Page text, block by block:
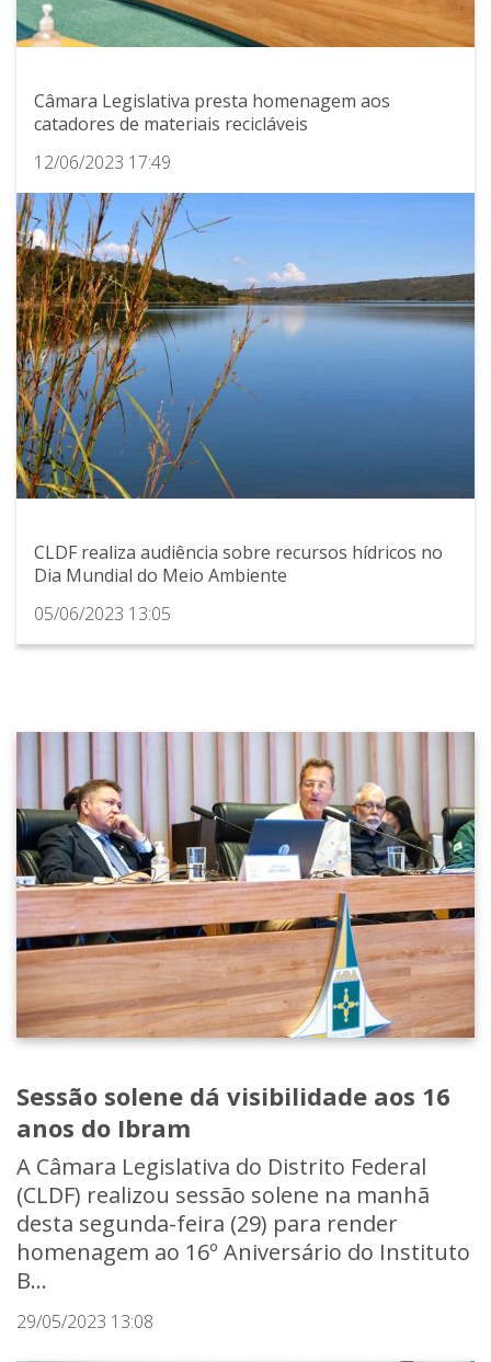
Câmara Legislativa presta homenagem aos
catadores de materiais recicláveis
12/06/2023 17:49
CLDF realiza audiência sobre recursos hídricos no
Dia Mundial do Meio Ambiente
05/06/2023 13:05
Sessão solene dá visibilidade aos 16
anos do Ibram
A Câmara Legislativa do Distrito Federal
(CLDF) realizou sessão solene na manhã
desta segunda-feira (29) para render
homenagem ao 16º Aniversário do Instituto
B...
29/05/2023 13:08